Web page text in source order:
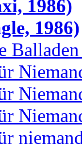
1986)
1986)
Balladen